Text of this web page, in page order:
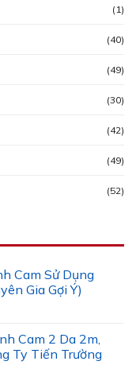
(1)
(40)
(49)
(30)
(42)
(49)
(52)
Cam Sử Dụng
Gia Gợi Ý)
Cam 2 Da 2m,
Ty Tiến Trường